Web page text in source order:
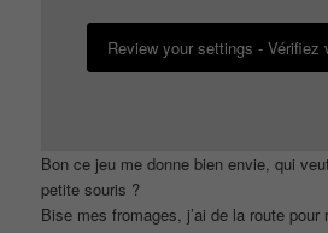
Review your settings - Vérifiez
Bon ce jeu me donne bien envie, qui
petite souris ?
Bise mes fromages, j’ai de la route